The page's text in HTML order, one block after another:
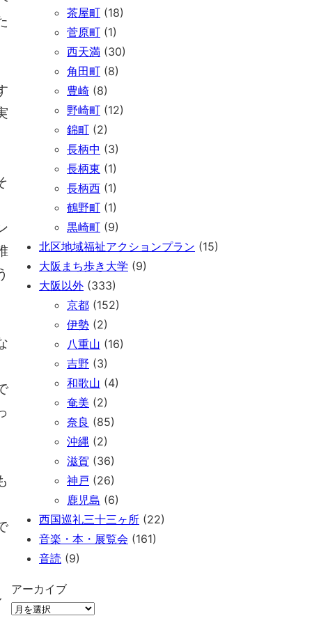
茶屋町 (18)
菅原町 (1)
西天満 (30)
角田町 (8)
豊崎 (8)
野崎町 (12)
錦町 (2)
長柄中 (3)
長柄東 (1)
長柄西 (1)
鶴野町 (1)
黒崎町 (9)
北区地域福祉アクションプラン (15)
大阪まち歩き大学 (9)
大阪以外 (333)
京都 (152)
伊勢 (2)
八重山 (16)
吉野 (3)
和歌山 (4)
奄美 (2)
奈良 (85)
沖縄 (2)
滋賀 (36)
神戸 (26)
鹿児島 (6)
西国巡礼三十三ヶ所 (22)
音楽・本・展覧会 (161)
音読 (9)
アーカイブ